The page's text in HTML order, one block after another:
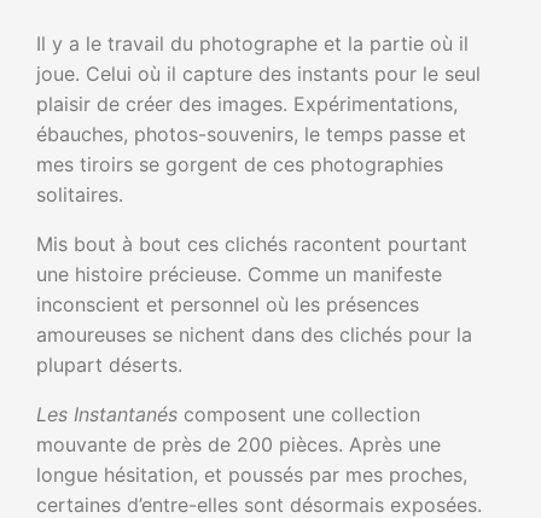
contenu
Il y a le travail du photographe et la partie où il
joue. Celui où il capture des instants pour le seul
plaisir de créer des images. Expérimentations,
ébauches, photos-souvenirs, le temps passe et
mes tiroirs se gorgent de ces photographies
solitaires.
Mis bout à bout ces clichés racontent pourtant
une histoire précieuse. Comme un manifeste
inconscient et personnel où les présences
amoureuses se nichent dans des clichés pour la
plupart déserts.
Les Instantanés composent une collection
mouvante de près de 200 pièces. Après une
longue hésitation, et poussés par mes proches,
certaines d’entre-elles sont désormais exposées.